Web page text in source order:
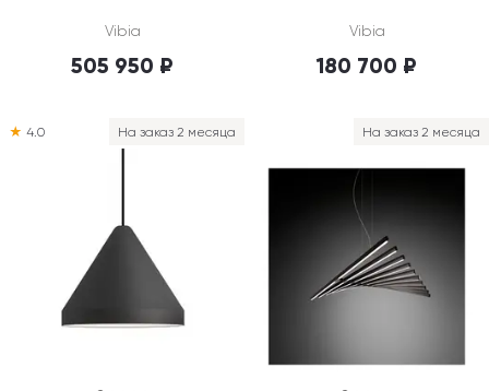
Vibia
505 950 ₽
Vibia
180 700 ₽
На заказ 2 месяца
★ 4.0 На заказ 2 месяца